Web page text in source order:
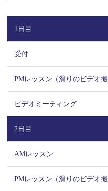
1日目
受付
PMレッスン（滑りのビデオ撮
ビデオミーティング
2日目
AMレッスン
PMレッスン（滑りのビデオ撮